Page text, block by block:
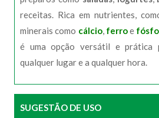
receitas. Rica em nutrientes,
minerais como cálcio, ferroe
é uma opção versátil e prática
qualquer lugar e a qualquer hora.
SUGESTÃO DE USO